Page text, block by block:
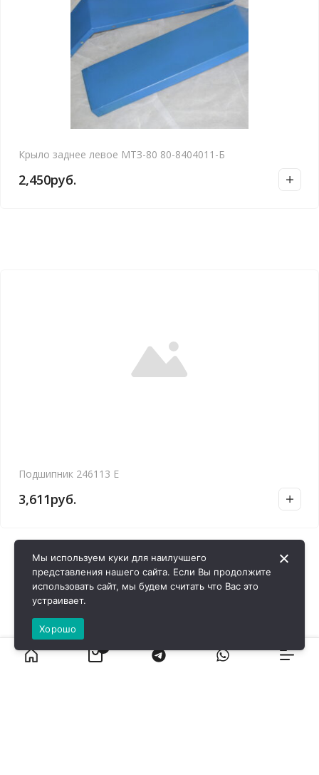
Крыло заднее левое МТЗ-80 80-8404011-Б
2,450руб.
Подшипник 246113 Е
3,611руб.
Мы используем куки для наилучшего
представления нашего сайта. Если Вы продолжите
использовать сайт, мы будем считать что Вас это
устраивает.
Хорошо